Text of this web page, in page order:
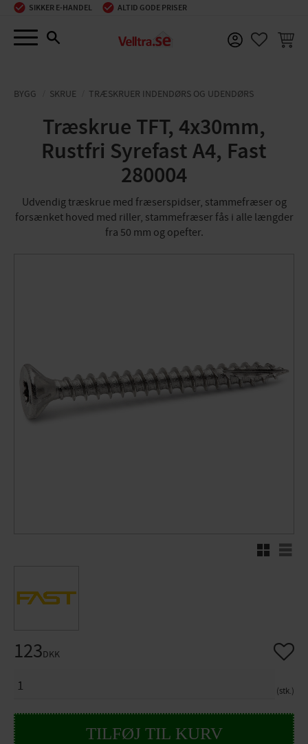
Menu
SIKKER E-HANDEL ALTID GODE PRISER
BYGG SKRUE TRÆSKRUER INDENDØRS OG UDENDØRS
Træskrue TFT, 4x30mm,
Rustfri Syrefast A4, Fast
280004
Udvendig træskrue med fræserspidser, stammefræser og
forsænket hoved med riller, stammefræser fås i alle længder
fra 50 mm og opefter.
RutenettListe
123DKK
stk.
Gem